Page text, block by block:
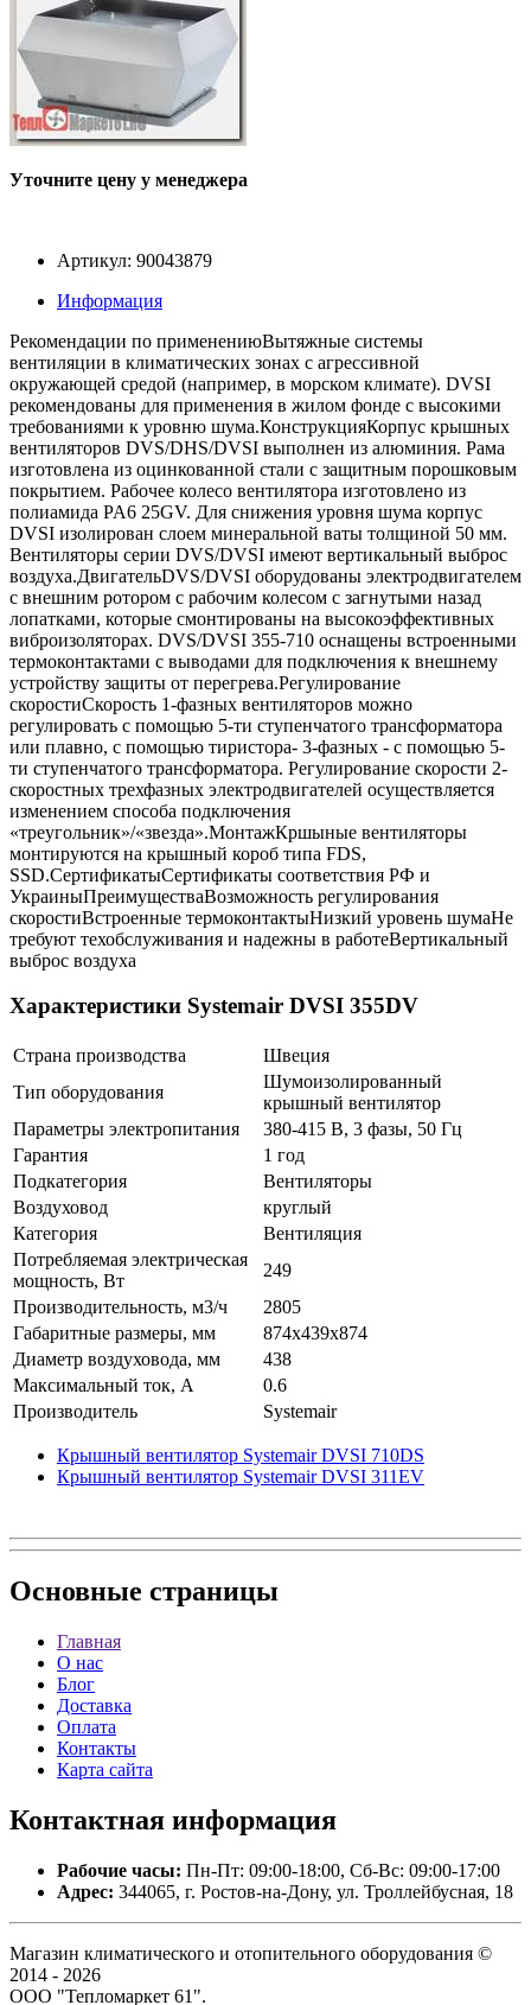
Уточните цену у менеджера
Артикул: 90043879
Информация
Рекомендации по применениюВытяжные системы
вентиляции в климатических зонах с агрессивной
окружающей средой (например, в морском климате). DVSI
рекомендованы для применения в жилом фонде с высокими
требованиями к уровню шума.КонструкцияКорпус крышных
вентиляторов DVS/DHS/DVSI выполнен из алюминия. Рама
изготовлена из оцинкованной стали с защитным порошковым
покрытием. Рабочее колесо вентилятора изготовлено из
полиамида PA6 25GV. Для снижения уровня шума корпус
DVSI изолирован слоем минеральной ваты толщиной 50 мм.
Вентиляторы серии DVS/DVSI имеют вертикальный выброс
воздуха.ДвигательDVS/DVSI оборудованы электродвигателем
с внешним ротором с рабочим колесом с загнутыми назад
лопатками, которые смонтированы на высокоэффективных
виброизоляторах. DVS/DVSI 355-710 оснащены встроенными
термоконтактами с выводами для подключения к внешнему
устройству защиты от перегрева.Регулирование
скоростиСкорость 1-фазных вентиляторов можно
регулировать с помощью 5-ти ступенчатого трансформатора
или плавно, с помощью тиристора- 3-фазных - с помощью 5-
ти ступенчатого трансформатора. Регулирование скорости 2-
cкоростных трехфазных электродвигателей осуществляется
изменением способа подключения
«треугольник»/«звезда».МонтажКршыные вентиляторы
монтируются на крышный короб типа FDS,
SSD.СертификатыСертификаты соответствия РФ и
УкраиныПреимуществаВозможность регулирования
скоростиВстроенные термоконтактыНизкий уровень шумаНе
требуют техобслуживания и надежны в работеВертикальный
выброс воздуха
Характеристики Systemair DVSI 355DV
Страна производства
Швеция
Тип оборудования
Шумоизолированный
крышный вентилятор
Параметры электропитания
380-415 В, 3 фазы, 50 Гц
Гарантия
1 год
Подкатегория
Вентиляторы
Воздуховод
круглый
Категория
Вентиляция
Потребляемая электрическая
мощность, Вт
249
Производительность, м3/ч
2805
Габаритные размеры, мм
874x439x874
Диаметр воздуховода, мм
438
Максимальный ток, А
0.6
Производитель
Systemair
Крышный вентилятор Systemair DVSI 710DS
Крышный вентилятор Systemair DVSI 311EV
Основные страницы
Главная
О нас
Блог
Доставка
Оплата
Контакты
Карта сайта
Контактная информация
Рабочие часы: Пн-Пт: 09:00-18:00, Сб-Вс: 09:00-17:00
Адрес: 344065, г. Ростов-на-Дону, ул. Троллейбусная, 18
Магазин климатического и отопительного оборудования ©
2014 - 2026
ООО "Тепломаркет 61".